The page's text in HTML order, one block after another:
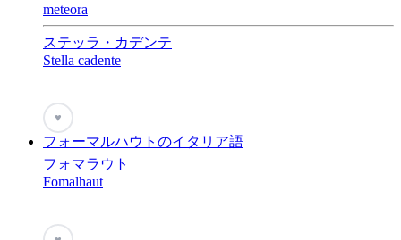
meteora
ステッラ・カデンテ
Stella cadente
♥
フォーマルハウトのイタリア語
フォマラウト
Fomalhaut